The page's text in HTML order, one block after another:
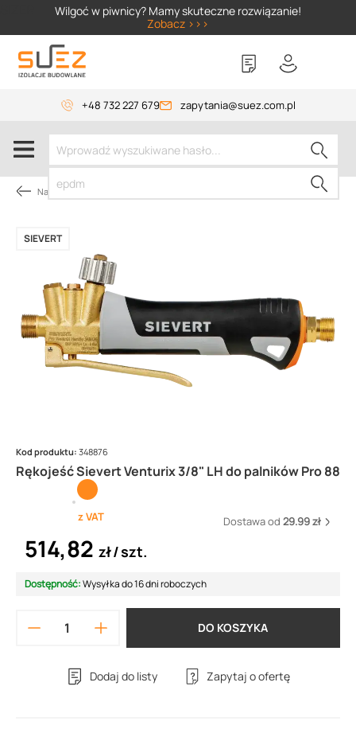
Wilgoć w piwnicy? Mamy skuteczne rozwiązanie!
Zobacz >>>
+48 732 227 679 zapytania@suez.com.pl
Narzędzia dekarskie
Rękojeść Sievert Venturix 3/8" LH do palników Pro 88
SIEVERT
Kod produktu: 348876
z VAT Dostawa od 29.99 zł
514,82 zł szt.
Dostępność:Wysyłka do 16 dni roboczych
DO KOSZYKA
Dodaj do listy Zapytaj o ofertę